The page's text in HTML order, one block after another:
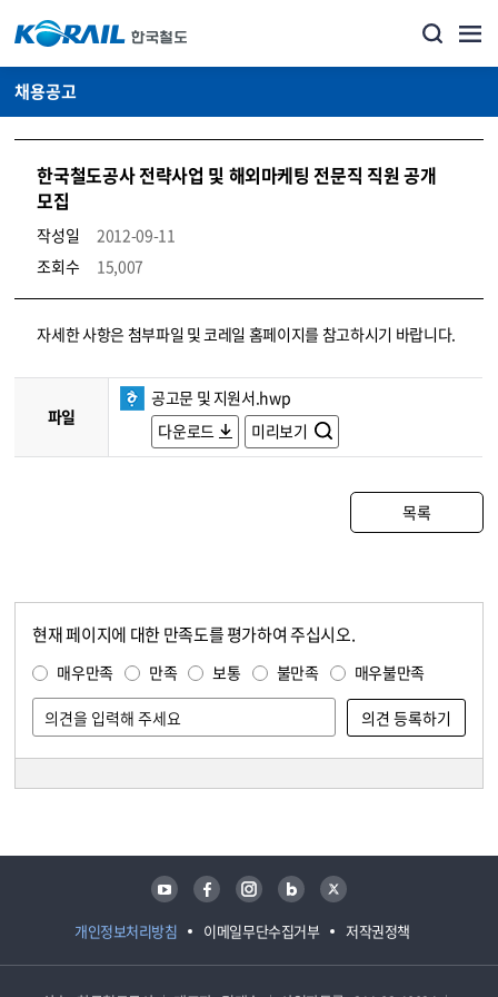
채용공고
한국철도공사 전략사업 및 해외마케팅 전문직 직원 공개
모집
작성일
2012-09-11
조회수
15,007
코레일소개_경영공시_채용공고 상세보기 – 내용, 파일, 담당자 연락처로 구성
자세한 사항은 첨부파일 및 코레일 홈페이지를 참고하시기 바랍니다.
파일
공고문 및 지원서.hwp
다운로드
미리보기
목록
현재 페이지에 대한 만족도를 평가하여 주십시오.
매우만족 만족 보통 불만족 매우불만족
개인정보처리방침 이메일무단수집거부 저작권정책
유튜브 페이스북 인스타그램 블로그 트위터